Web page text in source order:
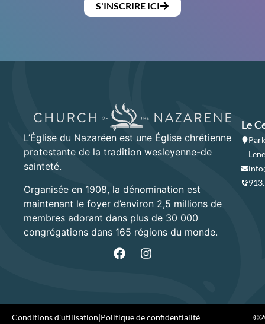
S'INSCRIRE ICI
L’Église du Nazaréen est une Église chrétienne
protestante de la tradition wesleyenne-de
sainteté.
Organisée en 1908, la dénomination est
maintenant le foyer d’environ 2,5 millions de
membres adorant dans plus de 30 000
congrégations dans 165 régions du monde.
Le
Conditions d'utilisation|Politique de confidentialité